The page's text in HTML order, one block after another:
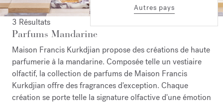
Autres pays
3 Résultats
Parfums Mandarine
Maison Francis Kurkdjian propose des créations de haute
parfumerie à la mandarine. Composée telle un vestiaire
olfactif, la collection de parfums de Maison Francis
Kurkdjian offre des fragrances d'exception. Chaque
création se porte telle la signature olfactive d'une émotion